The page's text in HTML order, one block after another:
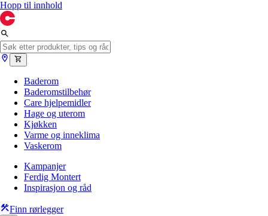
Hopp til innhold
Baderom
Baderomstilbehør
Care hjelpemidler
Hage og uterom
Kjøkken
Varme og inneklima
Vaskerom
Kampanjer
Ferdig Montert
Inspirasjon og råd
Finn rørlegger